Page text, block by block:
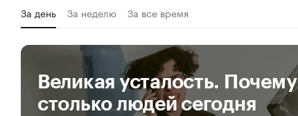
За день За неделю За все время
Великая усталость. Почему
столько людей сегодня